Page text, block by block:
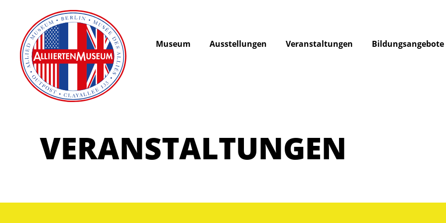
Museum Ausstellungen Veranstaltungen Bildungsangebote
VERANSTALTUNGEN